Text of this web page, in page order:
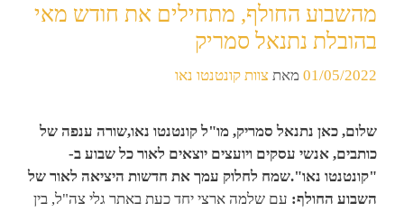
מהשבוע החולף, מתחילים את חודש מאי
בהובלת נתנאל סמריק
01/05/2022 מאת צוות קונטנטו נאו
שלום, כאן נתנאל סמריק, מו"ל קונטנטו נאו,שורה ענפה של
כותבים, אנשי עסקים ויועצים יוצאים לאור כל שבוע ב-
"קונטנטו נאו".שמח לחלוק עמך את חדשות היציאה לאור של
השבוע החולף: עם שלמה ארצי יחד כעת באתר גלי צה"ל, בין